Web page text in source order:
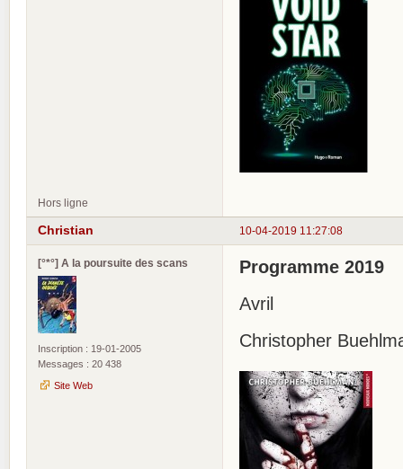
Hors ligne
10-04-2019 11:27:08
Christian
[°*°] A la poursuite des scans
Inscription : 19-01-2005
Messages : 20 438
Site Web
Programme 2019
Avril
Christopher